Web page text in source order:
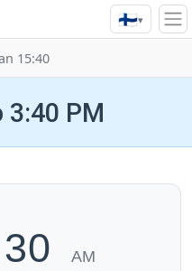
🇫🇮▾
15:40
3:40 PM
AM